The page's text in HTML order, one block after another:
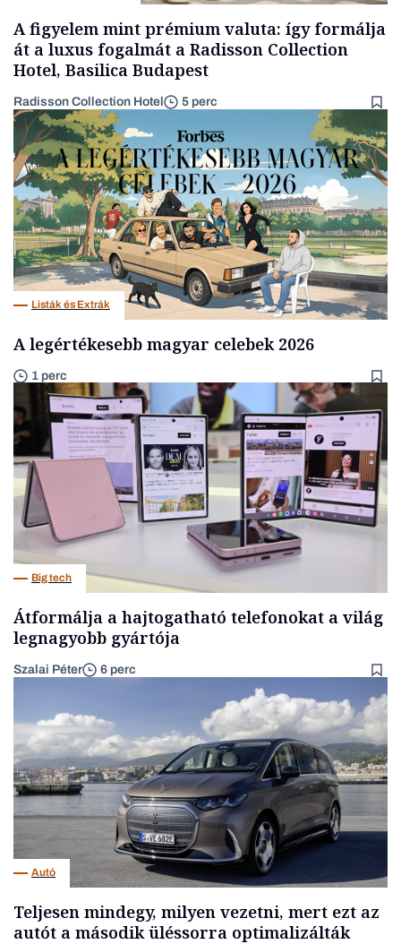
A figyelem mint prémium valuta: így formálja
át a luxus fogalmát a Radisson Collection
Hotel, Basilica Budapest
Radisson Collection Hotel 5 perc
Listák és Extrák
A legértékesebb magyar celebek 2026
1 perc
Big tech
Átformálja a hajtogatható telefonokat a világ
legnagyobb gyártója
Szalai Péter 6 perc
Autó
Teljesen mindegy, milyen vezetni, mert ezt az
autót a második üléssorra optimalizálták